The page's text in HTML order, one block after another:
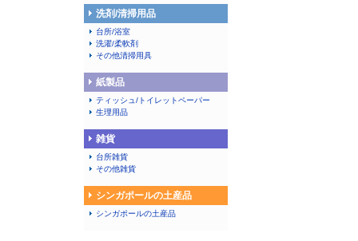
洗剤/清掃用品
台所/浴室
洗濯/柔軟剤
その他清掃用具
紙製品
ティッシュ/トイレットペーパー
生理用品
雑貨
台所雑貨
その他雑貨
シンガポールの土産品
シンガポールの土産品